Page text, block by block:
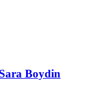
Boydin